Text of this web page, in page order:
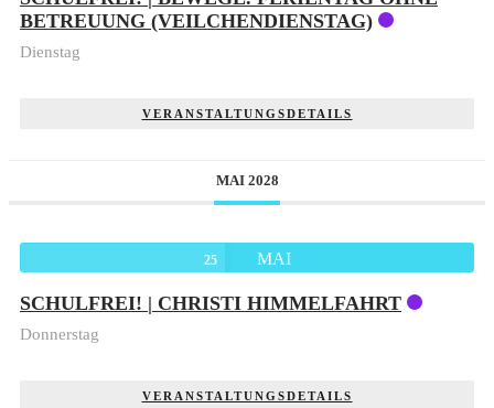
BETREUUNG (VEILCHENDIENSTAG)
Dienstag
VERANSTALTUNGSDETAILS
MAI 2028
25 MAI
SCHULFREI! | CHRISTI HIMMELFAHRT
Donnerstag
VERANSTALTUNGSDETAILS